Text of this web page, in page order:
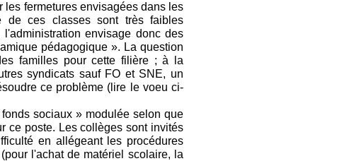
les fermetures envisagées dans les
de ces classes sont très faibles
envisage donc des
pédagogique ». La question
familles pour cette filière ; à la
syndicats sauf FO et SNE, un
ce problème (lire le voeu ci-
sociaux » modulée selon que
ce poste. Les collèges sont invités
en allégeant les procédures
l'achat de matériel scolaire, la